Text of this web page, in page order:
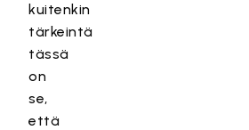
kuitenkin
tärkeintä
tässä
on
se,
että